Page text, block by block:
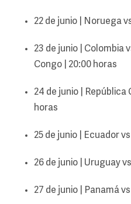
22 de junio | Noruega
23 de junio | Colombia
Congo | 20:00 horas
24 de junio | República
horas
25 de junio | Ecuador
26 de junio | Uruguay
27 de junio | Panamá